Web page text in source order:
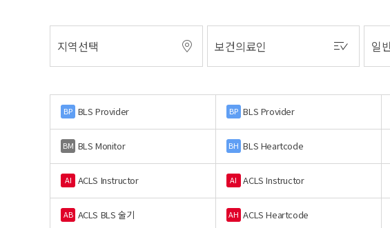
BP BLS Provider BP BLS Provider
BM BLS Monitor BH BLS Heartcode
AI ACLS Instructor AI ACLS Instructor
AB ACLS BLS 술기 AH ACLS Heartcode